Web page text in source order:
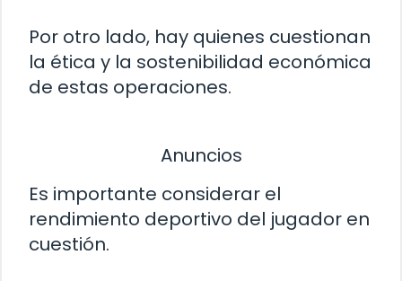
Por otro lado, hay quienes cuestionan
la ética y la sostenibilidad económica
de estas operaciones.
Anuncios
Es importante considerar el
rendimiento deportivo del jugador en
cuestión.